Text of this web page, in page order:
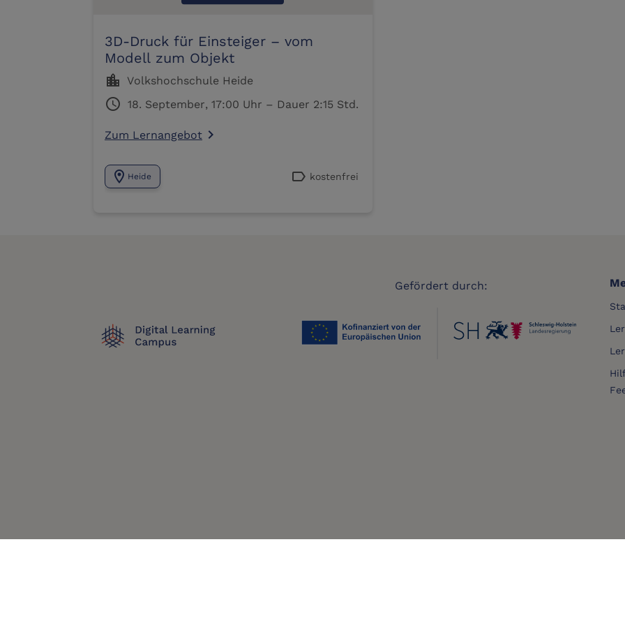
3D-Druck für Einsteiger – vom
Modell zum Objekt
location_city Volkshochschule Heide
schedule
18. September, 17:00 Uhr – Dauer 2:15 Std.
Zum Lernangebot navigate_next
location_on Heide label kostenfrei
Gefördert durch: